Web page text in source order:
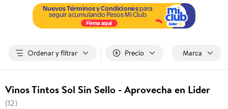
Ordenar y filtrar Precio Marca
Vinos Tintos Sol Sin Sello - Aprovecha en Lider
(12)